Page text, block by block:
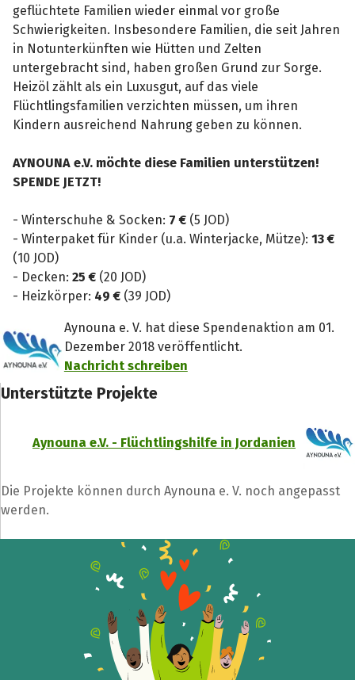
geflüchtete Familien wieder einmal vor große
Schwierigkeiten. Insbesondere Familien, die seit Jahren
in Notunterkünften wie Hütten und Zelten
untergebracht sind, haben großen Grund zur Sorge.
Heizöl zählt als ein Luxusgut, auf das viele
Flüchtlingsfamilien verzichten müssen, um ihren
Kindern ausreichend Nahrung geben zu können.
AYNOUNA e.V. möchte diese Familien unterstützen!
SPENDE JETZT!
- Winterschuhe & Socken: 7 € (5 JOD)
- Winterpaket für Kinder (u.a. Winterjacke, Mütze):13 €
(10 JOD)
- Decken:25 € (20 JOD)
- Heizkörper: 49 € (39 JOD)
Aynouna e. V. hat diese Spendenaktion am 01.
Dezember 2018 veröffentlicht.
Nachricht schreiben
Unterstützte Projekte
Aynouna e.V. - Flüchtlingshilfe in Jordanien
Die Projekte können durch Aynouna e. V. noch angepasst
werden.